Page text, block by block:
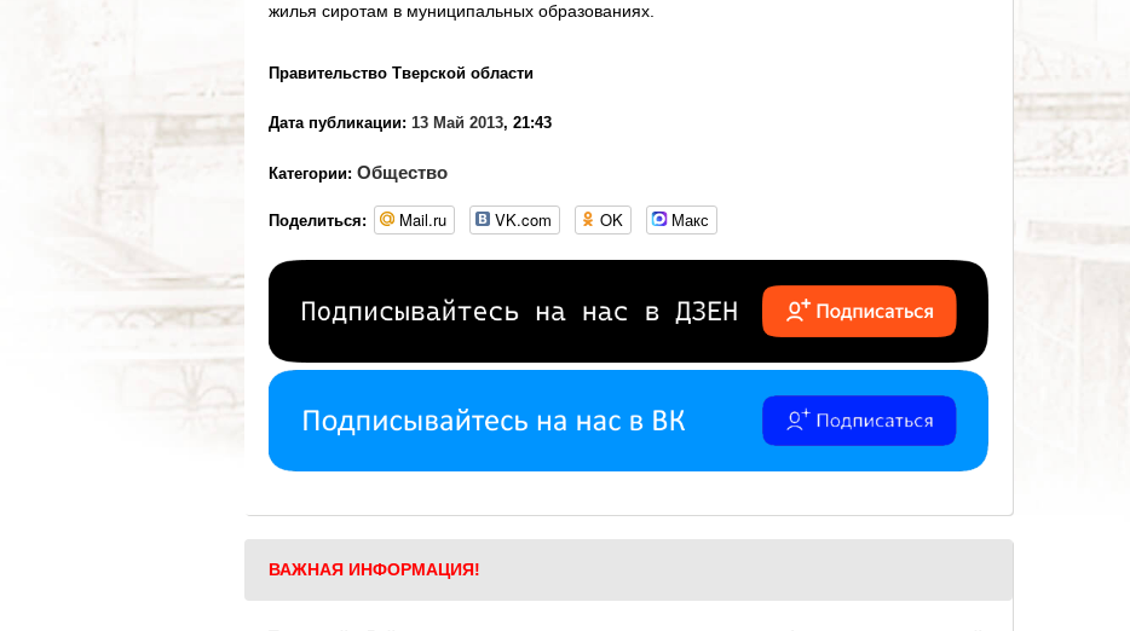
жилья сиротам в муниципальных образованиях.
Правительство Тверской области
Дата публикации: 13 Май 2013, 21:43
Категории: Общество
Поделиться: Mail.ru VK.com OK Макс
ВАЖНАЯ ИНФОРМАЦИЯ!